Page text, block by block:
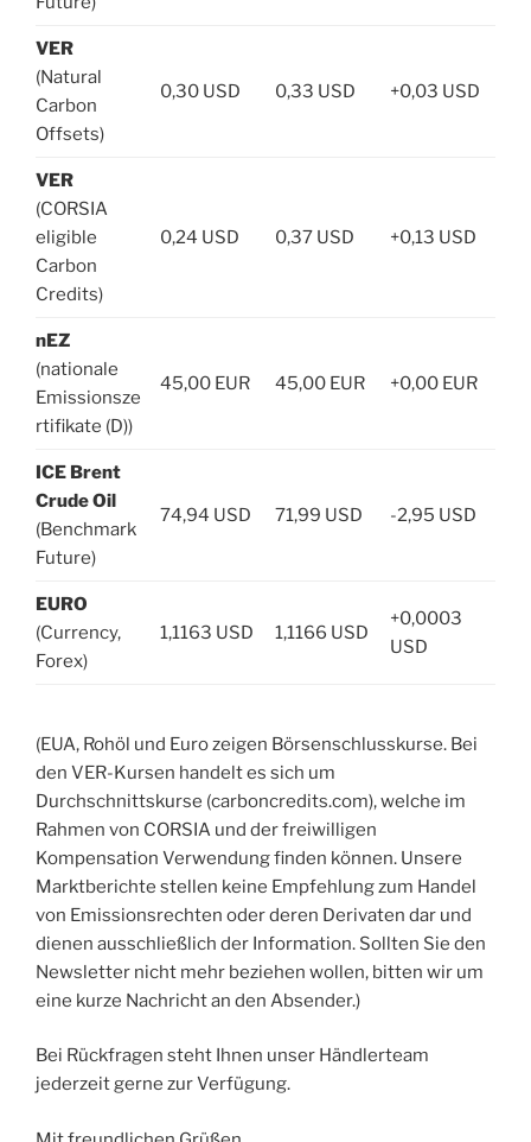
VER
(Natural
Carbon
Offsets)
0,30 USD 0,33 USD +0,03 USD
VER
(CORSIA
eligible
Carbon
Credits)
0,24 USD 0,37 USD +0,13 USD
nEZ
(nationale
Emissionsze
rtifikate (D))
45,00 EUR 45,00 EUR +0,00 EUR
ICE Brent
Crude Oil
(Benchmark
Future)
74,94 USD 71,99 USD -2,95 USD
EURO
(Currency,
Forex)
1,1163 USD 1,1166 USD
+0,0003
USD
(EUA, Rohöl und Euro zeigen Börsenschlusskurse. Bei
den VER-Kursen handelt es sich um
Durchschnittskurse (carboncredits.com), welche im
Rahmen von CORSIA und der freiwilligen
Kompensation Verwendung finden können. Unsere
Marktberichte stellen keine Empfehlung zum Handel
von Emissionsrechten oder deren Derivaten dar und
dienen ausschließlich der Information. Sollten Sie den
Newsletter nicht mehr beziehen wollen, bitten wir um
eine kurze Nachricht an den Absender.)
Bei Rückfragen steht Ihnen unser Händlerteam
jederzeit gerne zur Verfügung.